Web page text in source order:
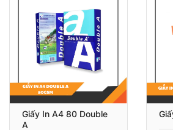
Giấy In A4 80 Double
A